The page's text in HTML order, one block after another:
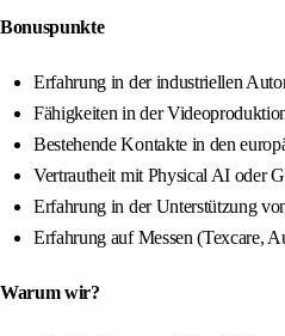
Bonuspunkte
Erfahrung in der industriellen
Fähigkeiten in der
Bestehende Kontakte in den
Vertrautheit mit Physical AI oder
Erfahrung in der Unterstützung
Erfahrung auf Messen (Texcare,
Warum wir?